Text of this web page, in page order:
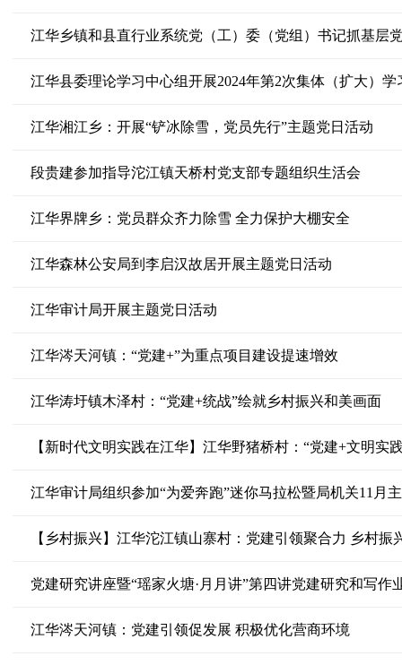
江华乡镇和县直行业系统党（工）委（党组）书记抓基层
江华县委理论学习中心组开展2024年第2次集体（扩大）学
江华湘江乡：开展“铲冰除雪，党员先行”主题党日活动
段贵建参加指导沱江镇天桥村党支部专题组织生活会
江华界牌乡：党员群众齐力除雪 全力保护大棚安全
江华森林公安局到李启汉故居开展主题党日活动
江华审计局开展主题党日活动
江华涔天河镇：“党建+”为重点项目建设提速增效
江华涛圩镇木泽村：“党建+统战”绘就乡村振兴和美画面
【新时代文明实践在江华】江华野猪桥村：“党建+文明实
江华审计局组织参加“为爱奔跑”迷你马拉松暨局机关11月
【乡村振兴】江华沱江镇山寨村：党建引领聚合力 乡村振
党建研究讲座暨“瑶家火塘·月月讲”第四讲党建研究和写作
江华涔天河镇：党建引领促发展 积极优化营商环境